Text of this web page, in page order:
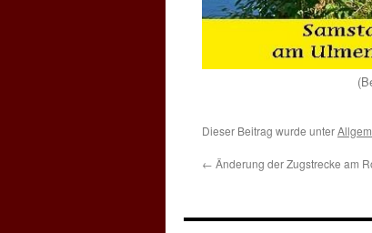
Dieser Beitrag wurde unter
← Änderung der Zugstrecke am